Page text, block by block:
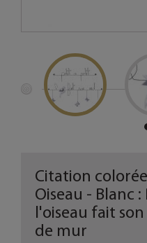
Citation
Oiseau - Blanc
l'oiseau fait
de mur